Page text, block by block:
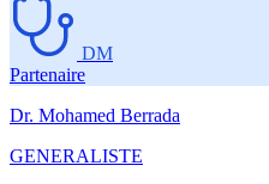
DM
Partenaire
Dr. Mohamed Berrada
GENERALISTE